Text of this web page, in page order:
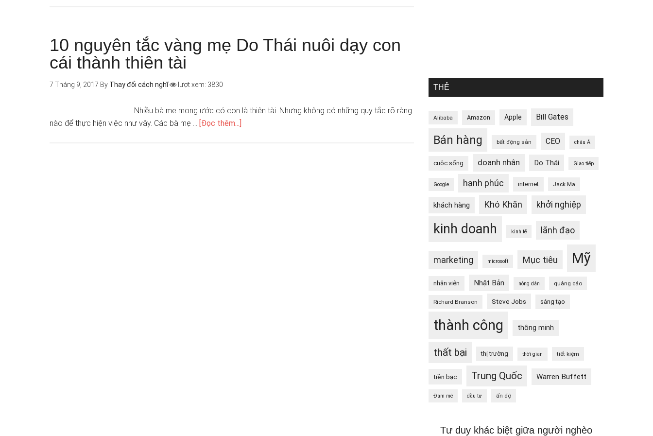
10 nguyên tắc vàng mẹ Do Thái nuôi dạy con
cái thành thiên tài
7 Tháng 9, 2017 By Thay đổi cách nghĩ lượt xem: 3830
Nhiều bà mẹ mong ước có con là thiên tài. Nhưng không có những quy tắc rõ ràng
nào để thực hiện việc như vậy. Các bà mẹ … [Đọc thêm...]
THẺ
Alibaba Amazon Apple Bill Gates
Bán hàng bất động sản CEO châu Á
cuộc sống doanh nhân Do Thái Giao tiếp
Google hạnh phúc internet Jack Ma
khách hàng Khó Khăn khởi nghiệp
kinh doanh kinh tế lãnh đạo
marketing microsoft Mục tiêu Mỹ
nhân viên Nhật Bản nông dân quảng cáo
Richard Branson Steve Jobs sáng tạo
thành công thông minh
thất bại thị trường thời gian tiết kiệm
tiền bạc Trung Quốc Warren Buffett
Đam mê đầu tư ấn độ
Tư duy khác biệt giữa người nghèo